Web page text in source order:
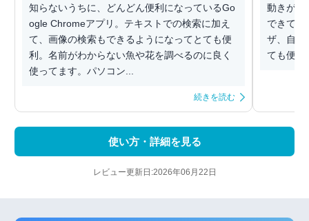
知らないうちに、どんどん便利になっているGo
ogle Chromeアプリ。テキストでの検索に加え
て、画像の検索もできるようになってとても便
利。名前がわからない魚や花を調べるのに良く
使ってます。パソコン...
続きを読む
動きが良
できて大
ザ、自分
ても便利
使い方・詳細を見る
レビュー更新日:2026年06月22日